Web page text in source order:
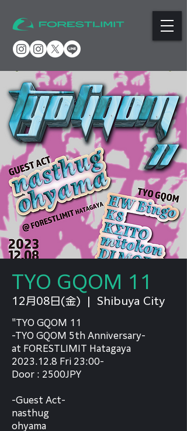
TYO GQOM 11
12月08日(金) Shibuya City
"TYO GQOM 11
-TYO GQOM 5th Anniversary-
at FORESTLIMIT Hatagaya
2023.12.8 Fri 23:00-
Door : 2500JPY
-Guest Act-
nasthug
ohyama